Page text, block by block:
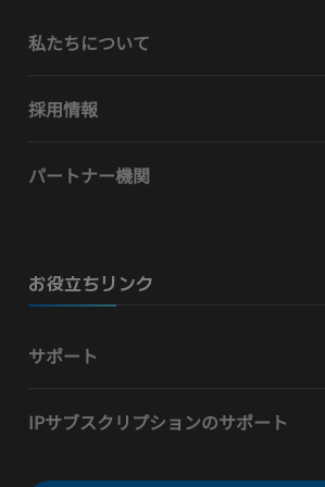
私たちについて
採用情報
パートナー機関
お役立ちリンク
サポート
IPサブスクリプションのサポート